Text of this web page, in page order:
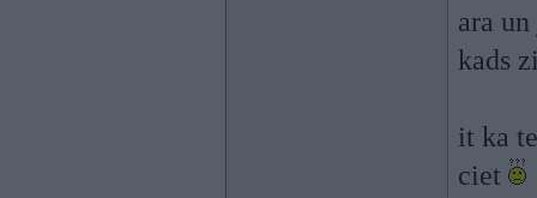
ara
kads
it ka
ciet